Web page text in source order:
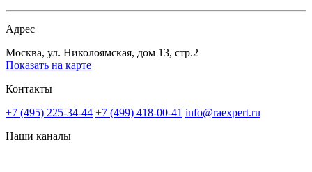
Адрес
Москва, ул. Николоямская, дом 13, стр.2
Показать на карте
Контакты
+7 (495) 225-34-44 +7 (499) 418-00-41 info@raexpert.ru
Наши каналы